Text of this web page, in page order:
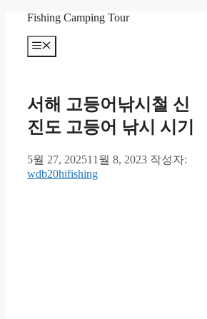
Fishing Camping Tour
메
뉴
서해 고등어낚시철 신
진도 고등어 낚시 시기
5월 27, 202511월 8, 2023 작성자:
wdb20hifishing